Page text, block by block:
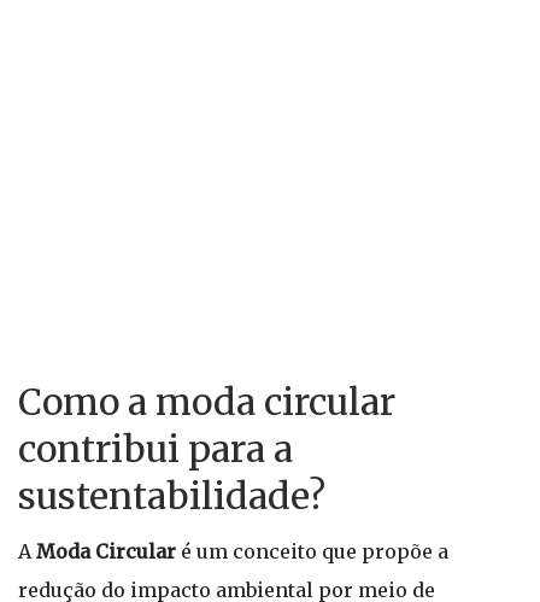
Como a moda circular
contribui para a
sustentabilidade?
AModa Circular é um conceito que propõe a
redução do impacto ambiental por meio de